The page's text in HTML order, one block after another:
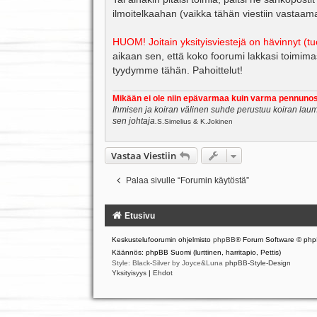
t
ilmoitelkaahan (vaikka tähän viestiin
HUOM! Joitain yksityisviestejä on hävinnyt
aikaan sen, että koko foorumi lakkasi
tyydymme tähän. Pahoittelut!
Mikään ei ole niin epävarmaa kuin varma
Ihmisen ja koiran välinen suhde perustuu koiran
sen johtaja.S.Simelius & K.Jokinen
Vastaa Viestiin
Palaa sivulle “Forumin käytöstä”
Etusivu
Keskustelufoorumin ohjelmisto phpBB® Forum Software ©
Käännös: phpBB Suomi (lurttinen, harritapio, Pettis)
Style: Black-Silver by Joyce&Luna phpBB-Style-Design
Yksityisyys
Ehdot